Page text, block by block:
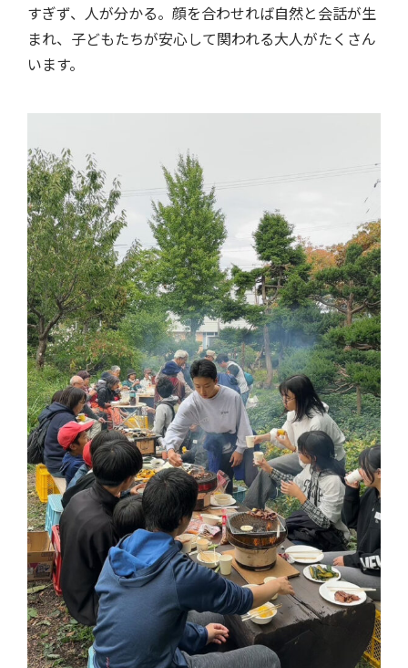
すぎず、人が分かる。顔を合わせれば自然と会話が生
まれ、子どもたちが安心して関われる大人がたくさん
います。